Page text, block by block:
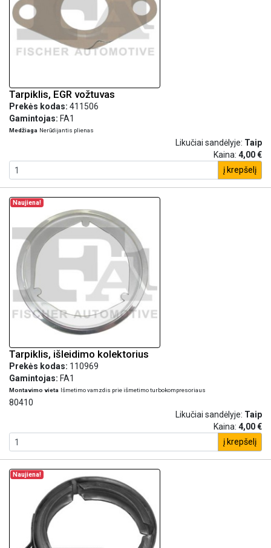
Tarpiklis, EGR vožtuvas
Prekės kodas: 411506
Gamintojas: FA1
Medžiaga Nerūdijantis plienas
Likučiai sandėlyje: Taip
Kaina: 4,00 €
į krepšelį
Naujiena!
Tarpiklis, išleidimo kolektorius
Prekės kodas: 110969
Gamintojas: FA1
Montavimo vieta Išmetimo vamzdis prie išmetimo turbokompresoriaus
80410
Likučiai sandėlyje: Taip
Kaina: 4,00 €
į krepšelį
Naujiena!